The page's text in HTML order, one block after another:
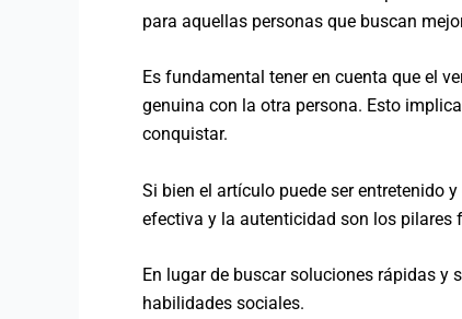
para aquellas personas que buscan
Es fundamental tener en cuenta que el
genuina con la otra persona. Esto
conquistar.
Si bien el artículo puede ser entretenido
efectiva y la autenticidad son los pilares
En lugar de buscar soluciones rápidas y
habilidades sociales.